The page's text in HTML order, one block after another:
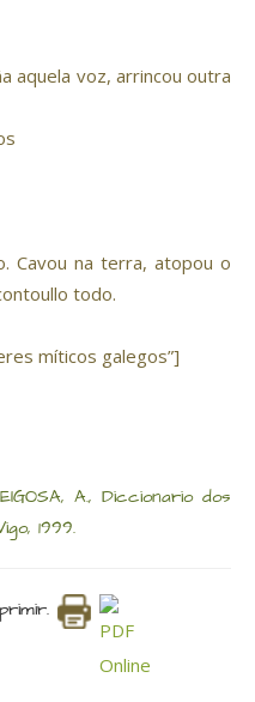
aquela voz, arrincou outra
Cavou na terra, atopou o
todo.
míticos galegos”]
A., Diccionario dos
1999.